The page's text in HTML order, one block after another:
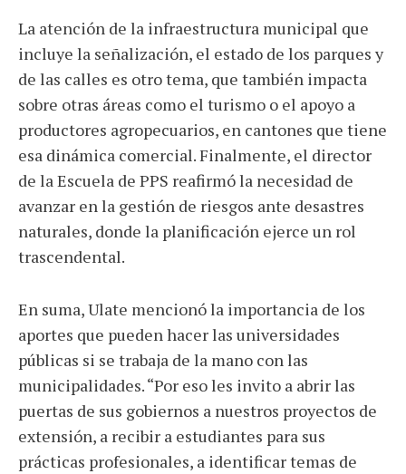
La atención de la infraestructura municipal que
incluye la señalización, el estado de los parques y
de las calles es otro tema, que también impacta
sobre otras áreas como el turismo o el apoyo a
productores agropecuarios, en cantones que tiene
esa dinámica comercial. Finalmente, el director
de la Escuela de PPS reafirmó la necesidad de
avanzar en la gestión de riesgos ante desastres
naturales, donde la planificación ejerce un rol
trascendental.
En suma, Ulate mencionó la importancia de los
aportes que pueden hacer las universidades
públicas si se trabaja de la mano con las
municipalidades. “Por eso les invito a abrir las
puertas de sus gobiernos a nuestros proyectos de
extensión, a recibir a estudiantes para sus
prácticas profesionales, a identificar temas de